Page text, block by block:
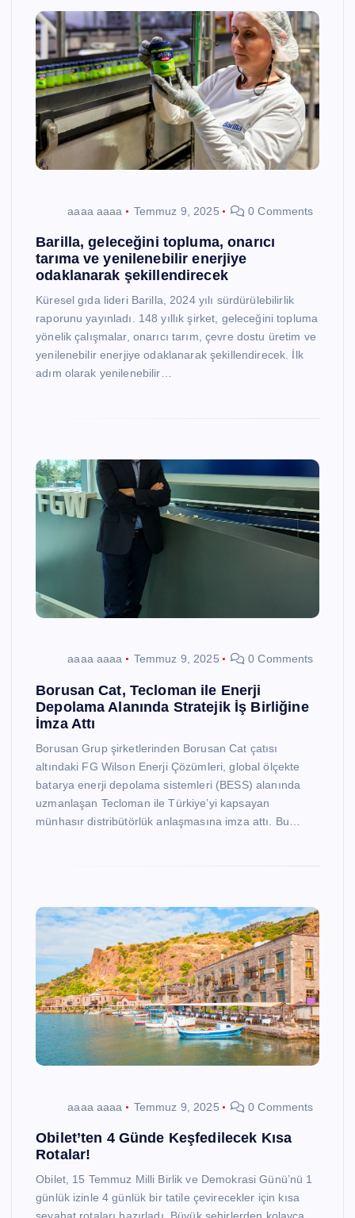
aaaa aaaa Temmuz 9, 2025 0 Comments
Barilla, geleceğini topluma, onarıcı
tarıma ve yenilenebilir enerjiye
odaklanarak şekillendirecek
Küresel gıda lideri Barilla, 2024 yılı sürdürülebilirlik
raporunu yayınladı. 148 yıllık şirket, geleceğini topluma
yönelik çalışmalar, onarıcı tarım, çevre dostu üretim ve
yenilenebilir enerjiye odaklanarak şekillendirecek. İlk
adım olarak yenilenebilir…
aaaa aaaa Temmuz 9, 2025 0 Comments
Borusan Cat, Tecloman ile Enerji
Depolama Alanında Stratejik İş Birliğine
İmza Attı
Borusan Grup şirketlerinden Borusan Cat çatısı
altındaki FG Wilson Enerji Çözümleri, global ölçekte
batarya enerji depolama sistemleri (BESS) alanında
uzmanlaşan Tecloman ile Türkiye’yi kapsayan
münhasır distribütörlük anlaşmasına imza attı. Bu…
aaaa aaaa Temmuz 9, 2025 0 Comments
Obilet’ten 4 Günde Keşfedilecek Kısa
Rotalar!
Obilet, 15 Temmuz Milli Birlik ve Demokrasi Günü’nü 1
günlük izinle 4 günlük bir tatile çevirecekler için kısa